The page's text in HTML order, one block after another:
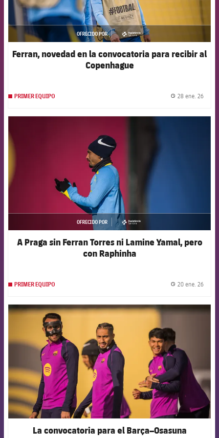
OFRECIDO POR
asistencia
Ferran, novedad en la convocatoria para recibir al
Copenhague
PRIMER EQUIPO 28 ene. 26
OFRECIDO POR
asistencia
A Praga sin Ferran Torres ni Lamine Yamal, pero
con Raphinha
PRIMER EQUIPO 20 ene. 26
FCB Barcelona badge
La convocatoria para el Barça–Osasuna